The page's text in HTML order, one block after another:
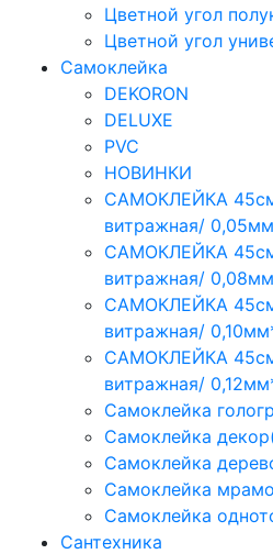
Цветной угол
Цветной угол
Самоклейка
DEKORON
DELUXE
PVC
НОВИНКИ
САМОКЛЕЙКА
витражная/
САМОКЛЕЙКА
витражная/
САМОКЛЕЙКА
витражная/
САМОКЛЕЙКА
витражная/
Самоклейка
Самоклейка
Самоклейка
Самоклейка
Самоклейка
Сантехника